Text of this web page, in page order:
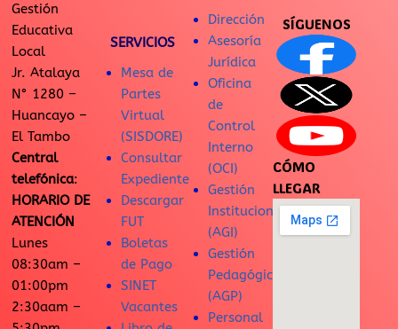
Gestión
Educativa
Local
Jr. Atalaya
N° 1280 –
Huancayo –
El Tambo
Central
telefónica:
HORARIO DE
ATENCIÓN
Lunes
08:30am –
01:00pm
2:30aam –
SERVICIOS
Mesa de
Partes
Virtual
(SISDORE)
Consultar
Expediente
Descargar
FUT
Boletas
de Pago
SINET
Vacantes
Dirección
Asesoría
Jurídica
Oficina
de
Control
Interno
(OCI)
Gestión
Institucional
(AGI)
Gestión
Pedagógica
(AGP)
Personal
SÍGUENOS
CÓMO
LLEGAR